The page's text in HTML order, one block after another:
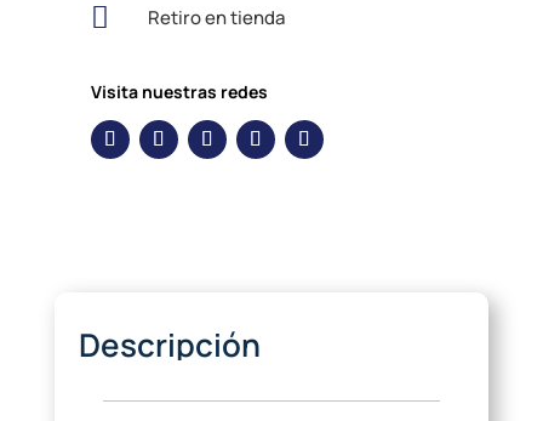
 Retiro en tienda
Visita nuestras redes
Descripción